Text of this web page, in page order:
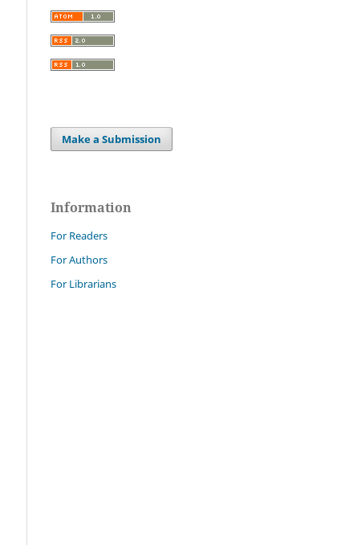
Make a Submission
Information
For Readers
For Authors
For Librarians